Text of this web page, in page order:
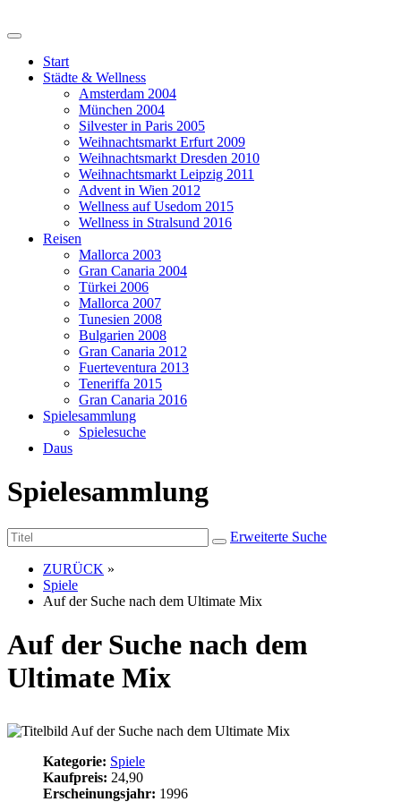
Start
Städte & Wellness
Amsterdam 2004
München 2004
Silvester in Paris 2005
Weihnachtsmarkt Erfurt 2009
Weihnachtsmarkt Dresden 2010
Weihnachtsmarkt Leipzig 2011
Advent in Wien 2012
Wellness auf Usedom 2015
Wellness in Stralsund 2016
Reisen
Mallorca 2003
Gran Canaria 2004
Türkei 2006
Mallorca 2007
Tunesien 2008
Bulgarien 2008
Gran Canaria 2012
Fuerteventura 2013
Teneriffa 2015
Gran Canaria 2016
Spielesammlung
Spielesuche
Daus
Spielesammlung
Erweiterte Suche
ZURÜCK »
Spiele
Auf der Suche nach dem Ultimate Mix
Auf der Suche nach dem
Ultimate Mix
Kategorie: Spiele
Kaufpreis: 24,90
Erscheinungsjahr: 1996